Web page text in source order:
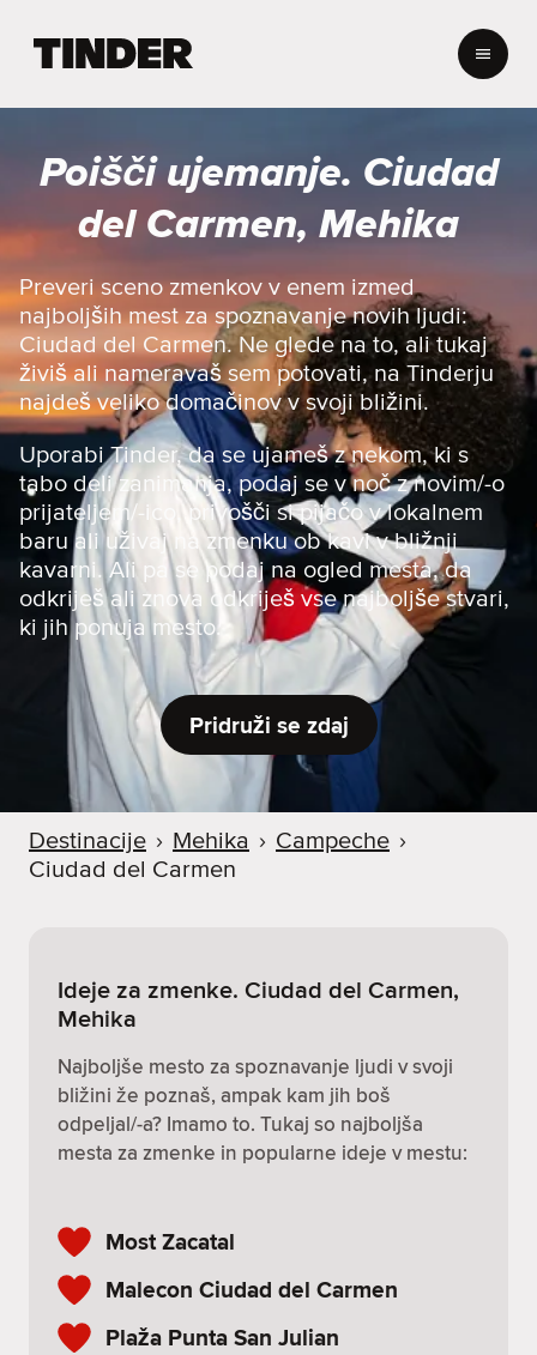
e
r
D
m
o
v
Poišči ujemanje. Ciudad
del Carmen, Mehika
Preveri sceno zmenkov v enem izmed
najboljših mest za spoznavanje novih ljudi:
Ciudad del Carmen. Ne glede na to, ali tukaj
živiš ali nameravaš sem potovati, na Tinderju
najdeš veliko domačinov v svoji bližini.
Uporabi Tinder, da se ujameš z nekom, ki s
tabo deli zanimanja, podaj se v noč z novim/-o
prijateljem/-ico, privošči si pijačo v lokalnem
baru ali uživaj na zmenku ob kavi v bližnji
kavarni. Ali pa se podaj na ogled mesta, da
odkriješ ali znova odkriješ vse najboljše stvari,
ki jih ponuja mesto.
Pridruži se zdaj
Destinacije › Mehika › Campeche ›
Ciudad del Carmen
Ideje za zmenke. Ciudad del Carmen,
Mehika
Najboljše mesto za spoznavanje ljudi v svoji
bližini že poznaš, ampak kam jih boš
odpeljal/-a? Imamo to. Tukaj so najboljša
mesta za zmenke in popularne ideje v mestu:
Most Zacatal
Malecon Ciudad del Carmen
Plaža Punta San Julian